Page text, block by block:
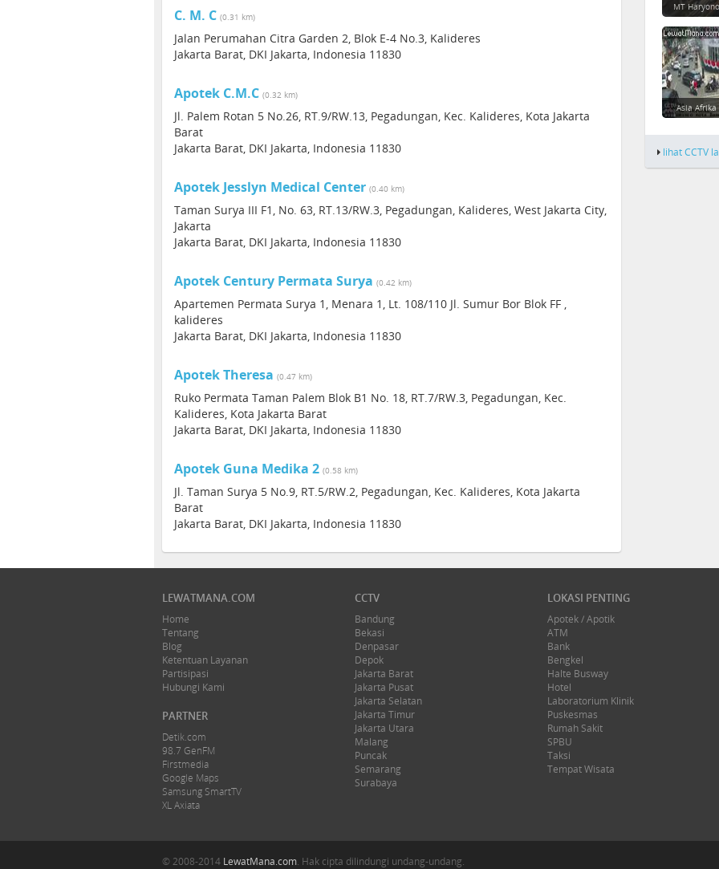
C. M. C (0.31 km)
Jalan Perumahan Citra Garden 2, Blok E-4 No.3, Kalideres
Jakarta Barat, DKI Jakarta, Indonesia 11830
Apotek C.M.C (0.32 km)
Jl. Palem Rotan 5 No.26, RT.9/RW.13, Pegadungan, Kec. Kalideres, Kota Jakarta
Barat
Jakarta Barat, DKI Jakarta, Indonesia 11830
Apotek Jesslyn Medical Center (0.40 km)
Taman Surya III F1, No. 63, RT.13/RW.3, Pegadungan, Kalideres, West Jakarta City,
Jakarta
Jakarta Barat, DKI Jakarta, Indonesia 11830
Apotek Century Permata Surya (0.42 km)
Apartemen Permata Surya 1, Menara 1, Lt. 108/110 Jl. Sumur Bor Blok FF ,
kalideres
Jakarta Barat, DKI Jakarta, Indonesia 11830
Apotek Theresa (0.47 km)
Ruko Permata Taman Palem Blok B1 No. 18, RT.7/RW.3, Pegadungan, Kec.
Kalideres, Kota Jakarta Barat
Jakarta Barat, DKI Jakarta, Indonesia 11830
Apotek Guna Medika 2 (0.58 km)
Jl. Taman Surya 5 No.9, RT.5/RW.2, Pegadungan, Kec. Kalideres, Kota Jakarta
Barat
Jakarta Barat, DKI Jakarta, Indonesia 11830
MT
Asia
lihat CCTV
LEWATMANA.COM
Home
Tentang
Blog
Ketentuan Layanan
Partisipasi
Hubungi Kami
PARTNER
Detik.com
98.7 GenFM
Firstmedia
Google Maps
Samsung SmartTV
XL Axiata
CCTV
Bandung
Bekasi
Denpasar
Depok
Jakarta Barat
Jakarta Pusat
Jakarta Selatan
Jakarta Timur
Jakarta Utara
Malang
Puncak
Semarang
Surabaya
LOKASI PENTING
Apotek / Apotik
ATM
Bank
Bengkel
Halte Busway
Hotel
Laboratorium Klinik
Puskesmas
Rumah Sakit
SPBU
Taksi
Tempat Wisata
© 2008-2014 LewatMana.com. Hak cipta dilindungi undang-undang.